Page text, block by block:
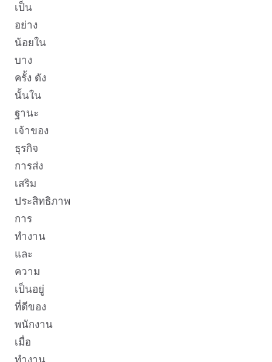
เป็น
อย่าง
น้อยใน
บาง
ครั้ง ดัง
นั้นใน
ฐานะ
เจ้าของ
ธุรกิจ
การส่ง
เสริม
ประสิทธิภาพ
การ
ทำงาน
และ
ความ
เป็นอยู่
ที่ดีของ
พนักงาน
เมื่อ
ทำงาน